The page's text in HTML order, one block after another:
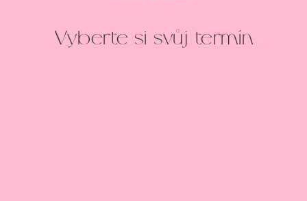
Vyberte si svůj termín